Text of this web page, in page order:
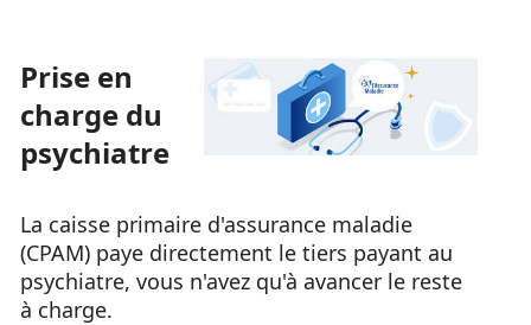
Prise en
charge du
psychiatre
La caisse primaire d'assurance maladie
(CPAM) paye directement le tiers payant au
psychiatre, vous n'avez qu'à avancer le reste
à charge.